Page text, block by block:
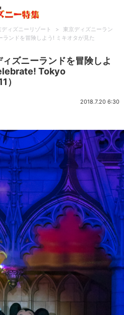
ディズニーリゾート >
東京ディズニーラン
ランドを冒険しよう! ミキオタが見た
ズニーランドを冒険しよ
Tokyo
）
2018.7.20 6:30